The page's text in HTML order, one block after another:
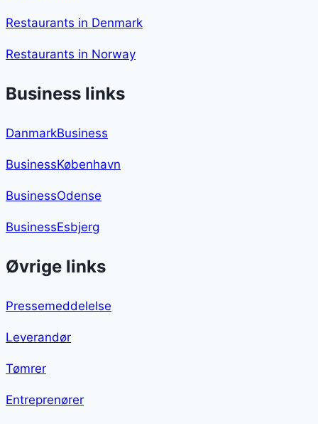
Restaurants in Denmark
Restaurants in Norway
Business links
DanmarkBusiness
BusinessKøbenhavn
BusinessOdense
BusinessEsbjerg
Øvrige links
Pressemeddelelse
Leverandør
Tømrer
Entreprenører